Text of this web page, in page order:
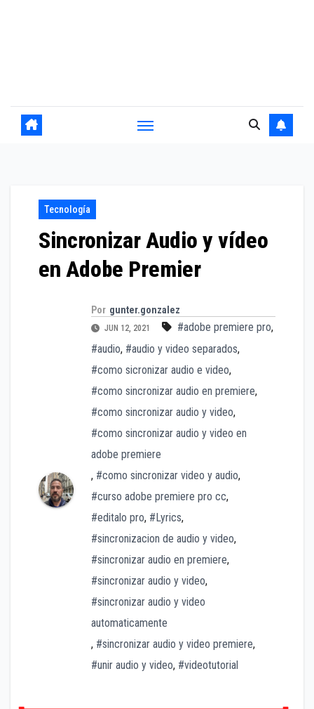
Tecnología
Sincronizar Audio y vídeo
en Adobe Premier
Por gunter.gonzalez
JUN 12, 2021 #adobe premiere pro,
#audio, #audio y video separados,
#como sicronizar audio e video,
#como sincronizar audio en premiere,
#como sincronizar audio y video,
#como sincronizar audio y video en
adobe premiere
, #como sincronizar video y audio,
#curso adobe premiere pro cc,
#editalo pro, #Lyrics,
#sincronizacion de audio y video,
#sincronizar audio en premiere,
#sincronizar audio y video,
#sincronizar audio y video
automaticamente
, #sincronizar audio y video premiere,
#unir audio y video, #videotutorial